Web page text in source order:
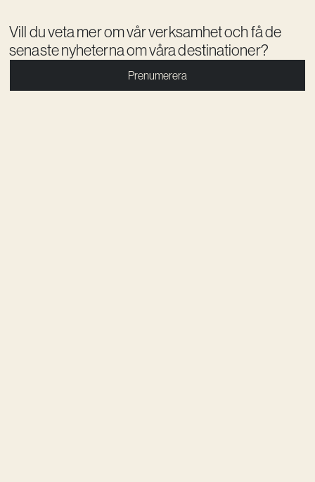
Vill du veta mer om vår verksamhet och få de
senaste nyheterna om våra destinationer?
Prenumerera